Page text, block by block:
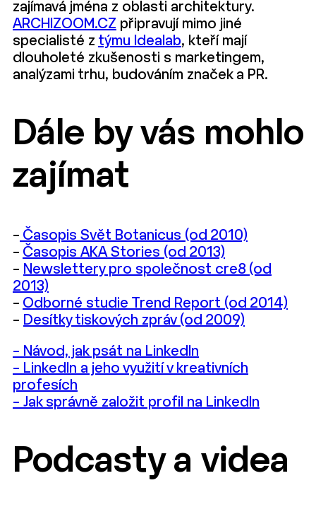
zajímavá jména z oblasti architektury.
ARCHIZOOM.CZ připravují mimo jiné
specialisté z týmu Idealab, kteří mají
dlouholeté zkušenosti s marketingem,
analýzami trhu, budováním značek a PR.
Dále by vás mohlo
zajímat
– Časopis Svět Botanicus (od 2010)
– Časopis AKA Stories (od 2013)
– Newslettery pro společnost cre8 (od
2013)
– Odborné studie Trend Report (od 2014)
– Desítky tiskových zpráv (od 2009)
– Návod, jak psát na LinkedIn
– LinkedIn a jeho využití v kreativních
profesích
– Jak správně založit profil na LinkedIn
Podcasty a videa